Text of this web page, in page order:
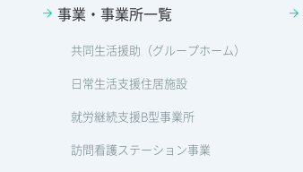
事業・事業所一覧
共同生活援助（グループホーム）
日常生活支援住居施設
就労継続支援B型事業所
訪問看護ステーション事業